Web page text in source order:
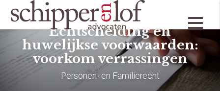
Echtscheiding en
huwelijkse voorwaarden:
voorkom verrassingen
Personen- en Familierecht